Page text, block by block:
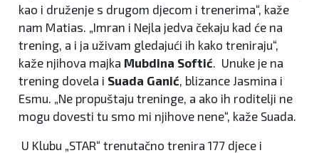
kao i druženje s drugom djecom i trenerima“, kaže
nam Matias. „Imran i Nejla jedva čekaju kad će na
trening, a i ja uživam gledajući ih kako treniraju“,
kaže njihova majka Mubdina Softić. Unuke je na
trening dovela i Suada Ganić, blizance Jasmina i
Esmu. „Ne propuštaju treninge, a ako ih roditelji ne
mogu dovesti tu smo mi njihove nene“, kaže Suada.
U Klubu „STAR“ trenutačno trenira 177 djece i